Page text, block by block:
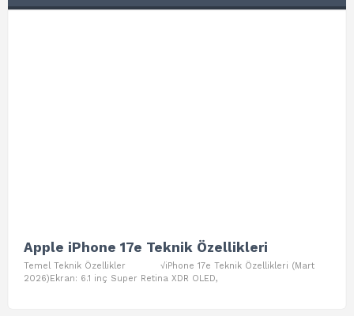
Apple iPhone 17e Teknik Özellikleri
Temel Teknik Özellikler √iPhone 17e Teknik Özellikleri (Mart
2026)Ekran: 6.1 inç Super Retina XDR OLED,